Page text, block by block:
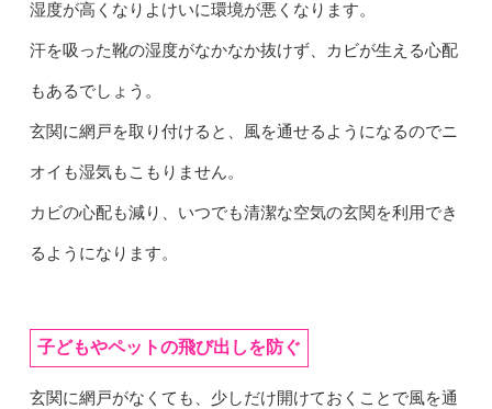
湿度が高くなりよけいに環境が悪くなります。
汗を吸った靴の湿度がなかなか抜けず、カビが生える心配
もあるでしょう。
玄関に網戸を取り付けると、風を通せるようになるのでニ
オイも湿気もこもりません。
カビの心配も減り、いつでも清潔な空気の玄関を利用でき
るようになります。
子どもやペットの飛び出しを防ぐ
玄関に網戸がなくても、少しだけ開けておくことで風を通